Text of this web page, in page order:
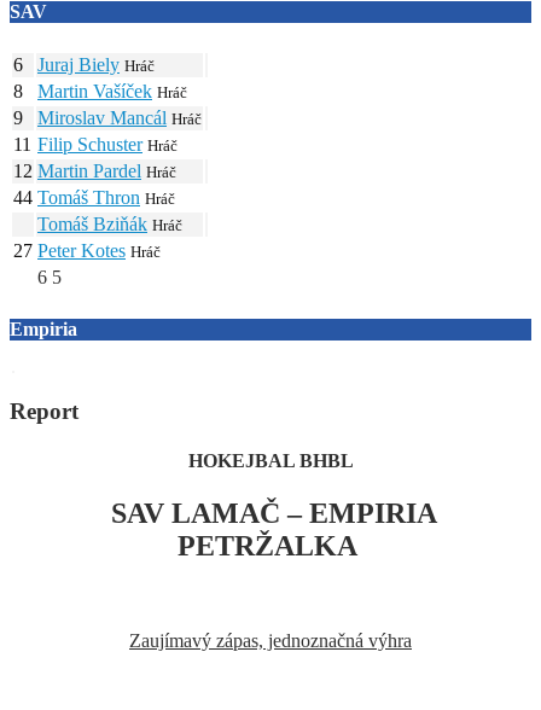
SAV
6 Juraj Biely Hráč
8 Martin Vašíček Hráč
9 Miroslav Mancál Hráč
11 Filip Schuster Hráč
12 Martin Pardel Hráč
44 Tomáš Thron Hráč
Tomáš Bziňák Hráč
27 Peter Kotes Hráč
6 5
Empiria
Report
HOKEJBAL BHBL
SAV LAMAČ – EMPIRIA
PETRŽALKA
Zaujímavý zápas, jednoznačná výhra